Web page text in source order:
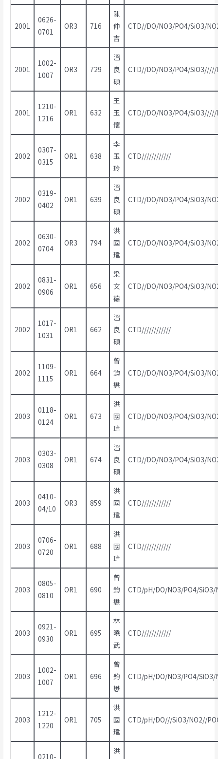
2001
0626-
0701
OR3 716
陳
仲
吉
CTD//DO/NO3/PO4/SiO3/
2001
1002-
1007
OR3 729
溫
良
碩
CTD//DO/NO3/PO4/
2001
1210-
1216
OR1 632
王
玉
懷
CTD//DO/NO3/PO4/
2002
0307-
0315
OR1 638
李
玉
玲
CTD////////////
2002
0319-
0402
OR1 639
溫
良
碩
CTD//DO/NO3/PO4/SiO3/
2002
0630-
0704
OR3 794
洪
國
瑋
CTD//DO/NO3/PO4/SiO3/
2002
0831-
0906
OR1 656
梁
文
德
CTD//DO/NO3/PO4/SiO3/
2002
1017-
1031
OR1 662
溫
良
碩
CTD////////////
2002
1109-
1115
OR1 664
曾
鈞
懋
CTD//DO/NO3/PO4/SiO3/
2003
0118-
0124
OR1 673
洪
國
瑋
CTD//DO/NO3/PO4/SiO3/
2003
0303-
0308
OR1 674
溫
良
碩
CTD//DO/NO3/PO4/SiO3/
2003
0410-
04/10
OR3 859
洪
國
瑋
CTD////////////
2003
0706-
0720
OR1 688
洪
國
瑋
CTD////////////
2003
0805-
0810
OR1 690
曾
鈞
懋
CTD/pH/DO/NO3/PO4/
2003
0921-
0930
OR1 695
林
曉
武
CTD////////////
2003
1002-
1007
OR1 696
曾
鈞
懋
CTD/pH/DO/NO3/PO4/
2003
1212-
1220
OR1 705
洪
國
瑋
CTD/pH/DO///SiO3/NO2//
0210-
洪